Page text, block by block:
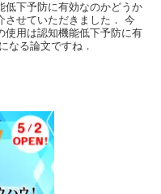
低下予防に有効なのかどうか
させていただきました． 今
使用は認知機能低下予防に有
なる論文ですね．